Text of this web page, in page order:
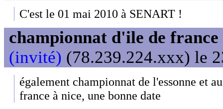
C'est le 01 mai 2010 à SENART !
championnat d'ile de
(invité) (78.239.224.xxx) le
également championnat de l'essonne et
france à nice, une bonne date